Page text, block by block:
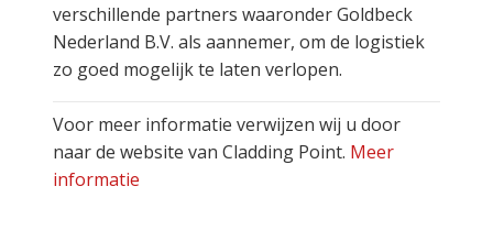
verschillende partners waaronder Goldbeck
Nederland B.V. als aannemer, om de logistiek
zo goed mogelijk te laten verlopen.
Voor meer informatie verwijzen wij u door
naar de website van Cladding Point. Meer
informatie